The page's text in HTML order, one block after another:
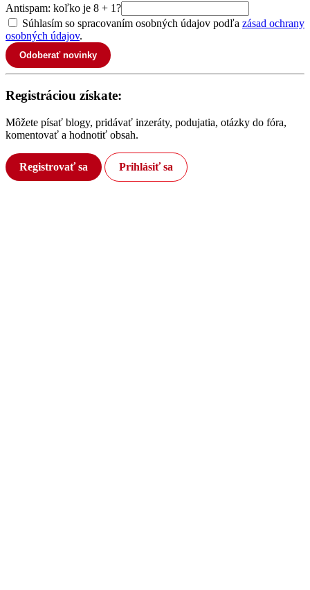
Antispam: koľko je 8 + 1?
Súhlasím so spracovaním osobných údajov podľa zásad ochrany
osobných údajov.
Odoberať novinky
Registráciou získate:
Môžete písať blogy, pridávať inzeráty, podujatia, otázky do fóra,
komentovať a hodnotiť obsah.
Registrovať sa Prihlásiť sa